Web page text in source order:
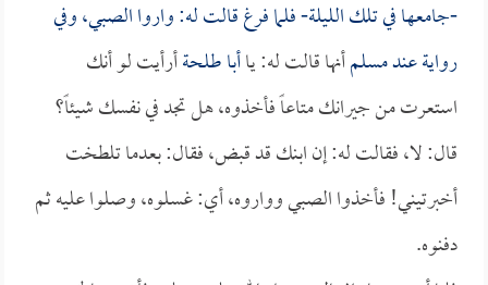
-جامعها في تلك الليلة- فلما فرغ قالت له: واروا الصبي، وفي
رواية عندمسلمأنها قالت له: ياأبا طلحةأرأيت لو أنك
استعرت من جيرانك متاعاً فأخذوه، هل تجد في نفسك شيئاً؟
قال: لا، فقالت له: إن ابنك قد قبض، فقال: بعدما تلطخت
أخبرتيني! فأخذوا الصبي وواروه، أي: غسلوه، وصلوا عليه ثم
دفنوه.